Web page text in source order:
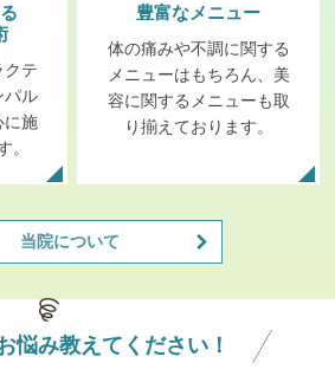
クテ
パル
に施
。
豊富なメニュー
体の痛みや不調に関する
メニューはもちろん、美
容に関するメニューも取
り揃えております。
当院について
悩み教えてください！